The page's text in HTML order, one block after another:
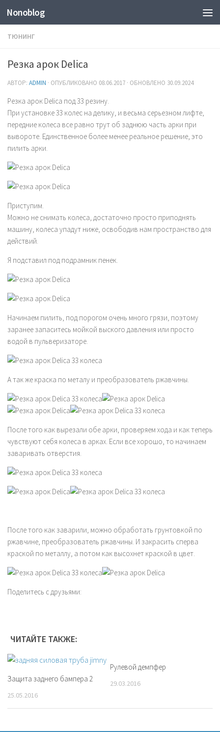
Nonoblog
ТЮНИНГ
Резка арок Delica
АВТОР: ADMIN · ОПУБЛИКОВАНО 08.06.2017 · ОБНОВЛЕНО 30.09.2024
Резка арок Delica под 33 резину.
При установке 33 колес на делику, и весьма серьезном лифте,
передние колеса все равно трут об заднюю часть арки при
вывороте. Единственное более менее реальное решение, это
пилить арки.
Приступим.
Можно не снимать колеса, достаточно просто приподнять
машину, колеса упадут ниже, освободив нам пространство для
действий.
Я подставил под подрамник пенек.
Начинаем пилить, под порогом очень много грязи, поэтому
заранее запаситесь мойкой выского давления или просто
водой в пульверизаторе.
А так же краска по металу и преобразователь ржавчины.
После того как вырезали обе арки, проверяем хода и как теперь
чувствуют себя колеса в арках. Если все хорошо, то начинаем
заваривать отверстия.
После того как заварили, можно обработать грунтовкой по
ржавчине, преобразователь ржавчины. И закрасить сперва
краской по металлу, а потом как высохнет краской в цвет.
Поделитесь с друзьями:
ЧИТАЙТЕ ТАКЖЕ:
Защита заднего бампера 2
25.05.2016
Рулевой демпфер
29.03.2016